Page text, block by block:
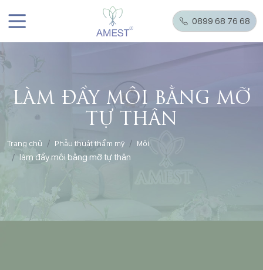
0899 68 76 68
LÀM ĐẦY MÔI BẰNG MỠ
TỰ THÂN
Trang chủ Phẫu thuật thẩm mỹ Môi
làm đầy môi bằng mỡ tự thân